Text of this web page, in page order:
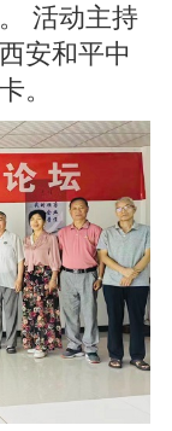
活动主持
安和平中
。